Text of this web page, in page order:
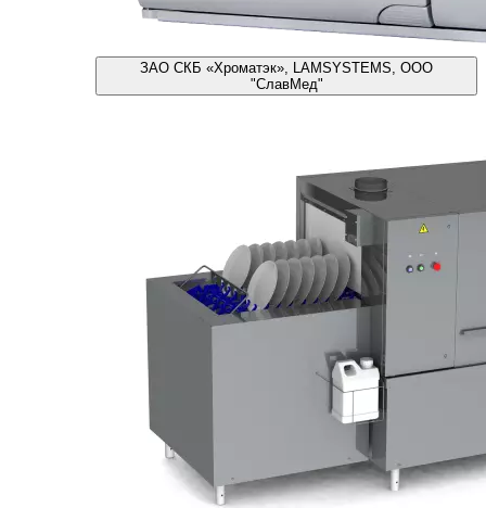
ЗАО СКБ «Хроматэк», LAMSYSTEMS, ООО
"СлавМед"